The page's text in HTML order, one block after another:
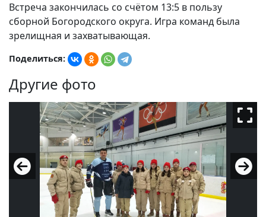
Встреча закончилась со счётом 13:5 в пользу
сборной Богородского округа. Игра команд была
зрелищная и захватывающая.
Поделиться:
Другие фото